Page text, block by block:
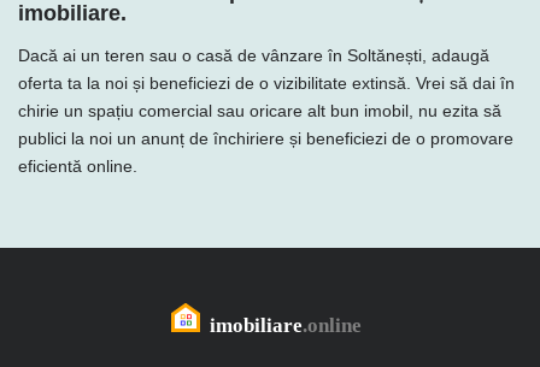
imobiliare.
Dacă ai un teren sau o casă de vânzare în Soltănești, adaugă
oferta ta la noi și beneficiezi de o vizibilitate extinsă. Vrei să dai în
chirie un spațiu comercial sau oricare alt bun imobil, nu ezita să
publici la noi un anunț de închiriere și beneficiezi de o promovare
eficientă online.